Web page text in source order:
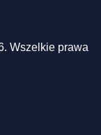
Wszelkie prawa